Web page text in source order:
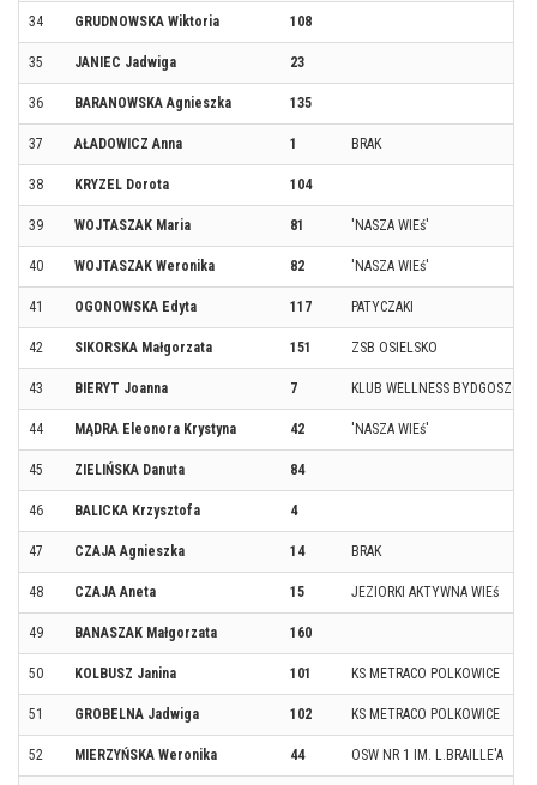
34 GRUDNOWSKA Wiktoria 108
35 JANIEC Jadwiga 23
36 BARANOWSKA Agnieszka 135
37 AŁADOWICZ Anna 1 BRAK
38 KRYZEL Dorota 104
39 WOJTASZAK Maria 81 'NASZA WIEś'
40 WOJTASZAK Weronika 82 'NASZA WIEś'
41 OGONOWSKA Edyta 117 PATYCZAKI
42 SIKORSKA Małgorzata 151 ZSB OSIELSKO
43 BIERYT Joanna 7 KLUB WELLNESS BYDGOSZCZ
44 MĄDRA Eleonora Krystyna 42 'NASZA WIEś'
45 ZIELIŃSKA Danuta 84
46 BALICKA Krzysztofa 4
47 CZAJA Agnieszka 14 BRAK
48 CZAJA Aneta 15 JEZIORKI AKTYWNA WIEś
49 BANASZAK Małgorzata 160
50 KOLBUSZ Janina 101 KS METRACO POLKOWICE
51 GROBELNA Jadwiga 102 KS METRACO POLKOWICE
52 MIERZYŃSKA Weronika 44 OSW NR 1 IM. L.BRAILLE'A